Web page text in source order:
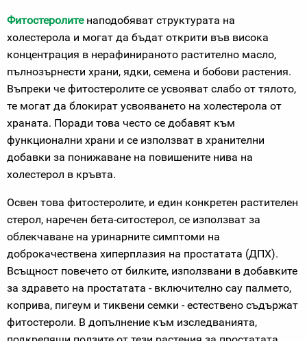
Фитостеролитенаподобяват структурата на
холестерола и могат да бъдат открити във висока
концентрация в нерафинираното растително масло,
пълнозърнести храни, ядки, семена и бобови растения.
Въпреки че фитостеролите се усвояват слабо от тялото,
те могат да блокират усвояването на холестерола от
храната. Поради това често се добавят към
функционални храни и се използват в хранителни
добавки за понижаване на повишените нива на
холестерол в кръвта.
Освен това фитостеролите, и един конкретен растителен
стерол, наречен бета-ситостерол, се използват за
облекчаване на уринарните симптоми на
доброкачествена хиперплазия на простатата (ДПХ).
Всъщност повечето от билките, използвани в добавките
за здравето на простатата - включително сау палмето,
коприва, пигеум и тиквени семки - естествено съдържат
фитостероли. В допълнение към изследванията,